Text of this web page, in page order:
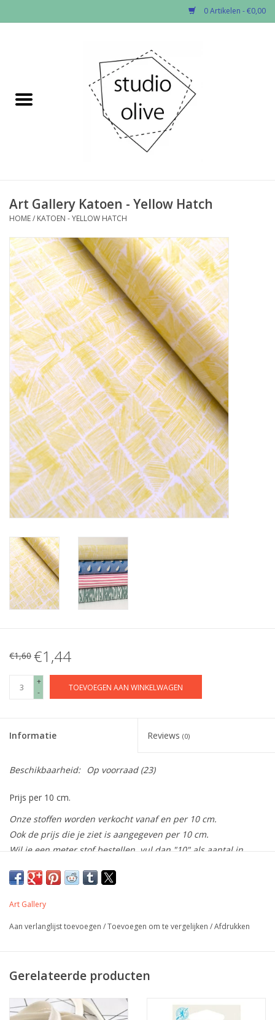
0 Artikelen - €0,00
✂︎Nieuw
Fournituren
Workshops
Diy pakketten
Studio Olive inspireert....
Art Gallery Katoen - Yellow Hatch
HOME/ KATOEN - YELLOW HATCH
€1,60 €1,44
+
-
TOEVOEGEN AAN WINKELWAGEN
Informatie Reviews (0)
Beschikbaarheid: Op voorraad(23)
Prijs per 10 cm.
Onze stoffen worden verkocht vanaf en per 10 cm.
Ook de prijs die je ziet is aangegeven per 10 cm.
Wil je een meter stof bestellen, vul dan "10" als aantal in.
Mooie naturel katoen van Art Gallery
Gewicht
130 gr/m2
Toepassing
Kleding - accessoires -
patchwork
Art Gallery
Aan verlanglijst toevoegen /Toevoegen om te vergelijken /Afdrukken
Gerelateerde producten